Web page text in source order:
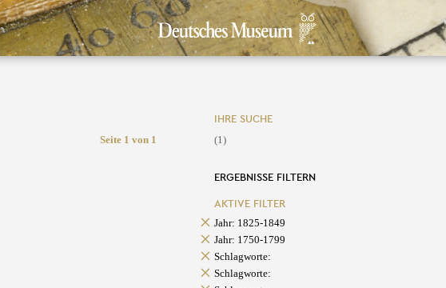
Seite 1 von 1
IHRE SUCHE
(1)
ERGEBNISSE FILTERN
AKTIVE FILTER
Jahr: 1825-1849
Jahr: 1750-1799
Schlagworte:
Schlagworte: